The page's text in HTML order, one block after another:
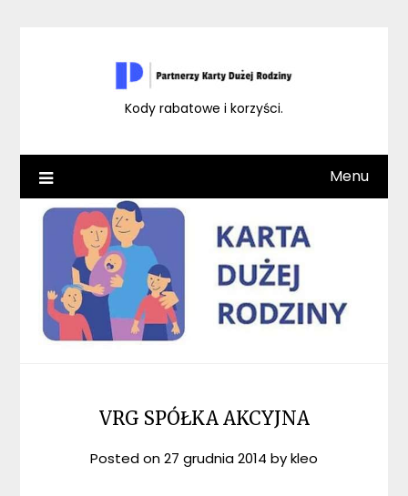
Kody rabatowe i korzyści.
Menu
VRG SPÓŁKA AKCYJNA
Posted on27 grudnia 2014 bykleo